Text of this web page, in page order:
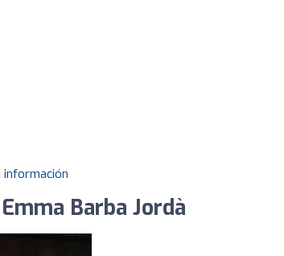
información
Barba Jordà